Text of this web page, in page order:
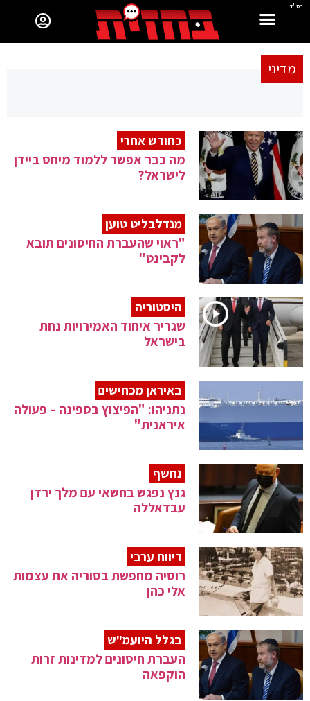
בס"ד
מדיני
כחודש אחרי
מה כבר אפשר ללמוד מיחס ביידן
לישראל?
מנדלבליט טוען
"ראוי שהעברת החיסונים תובא
לקבינט"
היסטוריה
שגריר איחוד האמירויות נחת
בישראל
באיראן מכחישים
נתניהו: "הפיצוץ בספינה – פעולה
איראנית"
נחשף
גנץ נפגש בחשאי עם מלך ירדן
עבדאללה
דיווח ערבי
רוסיה מחפשת בסוריה את עצמות
אלי כהן
בגלל היועמ"ש
העברת חיסונים למדינות זרות
הוקפאה